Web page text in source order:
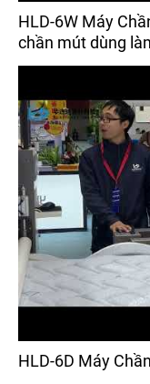
HLD-6W Máy
chần mút dùng
HLD-6D Máy